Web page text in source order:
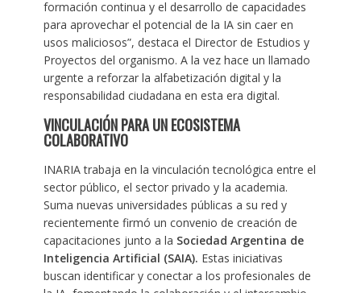
formación continua y el desarrollo de capacidades
para aprovechar el potencial de la IA sin caer en
usos maliciosos”, destaca el Director de Estudios y
Proyectos del organismo. A la vez hace un llamado
urgente a reforzar la alfabetización digital y la
responsabilidad ciudadana en esta era digital.
VINCULACIÓN PARA UN ECOSISTEMA
COLABORATIVO
INARIA trabaja en la vinculación tecnológica entre el
sector público, el sector privado y la academia.
Suma nuevas universidades públicas a su red y
recientemente firmó un convenio de creación de
capacitaciones junto a la Sociedad Argentina de
Inteligencia Artificial (SAIA). Estas iniciativas
buscan identificar y conectar a los profesionales de